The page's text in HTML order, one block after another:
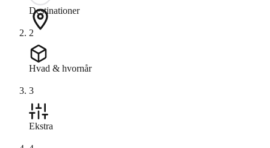
Destinationer
2
Hvad & hvornår
3
Ekstra